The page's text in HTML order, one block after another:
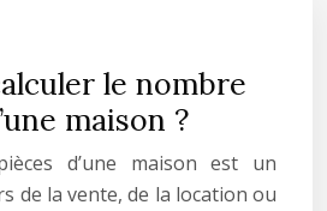
le nombre
maison ?
d’une maison est un
de la vente, de la location ou